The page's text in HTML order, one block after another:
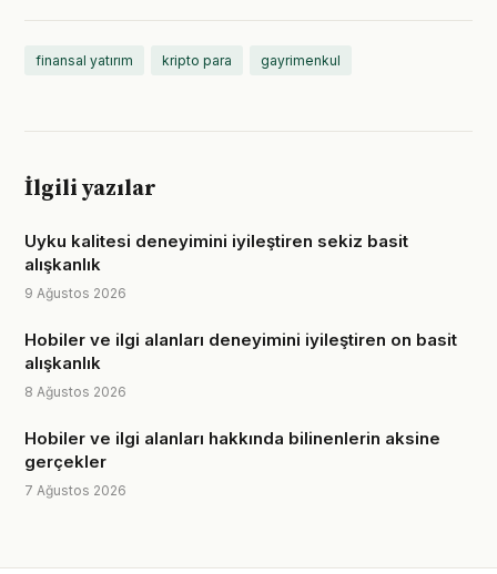
finansal yatırım kripto para gayrimenkul
İlgili yazılar
Uyku kalitesi deneyimini iyileştiren sekiz basit
alışkanlık
9 Ağustos 2026
Hobiler ve ilgi alanları deneyimini iyileştiren on basit
alışkanlık
8 Ağustos 2026
Hobiler ve ilgi alanları hakkında bilinenlerin aksine
gerçekler
7 Ağustos 2026